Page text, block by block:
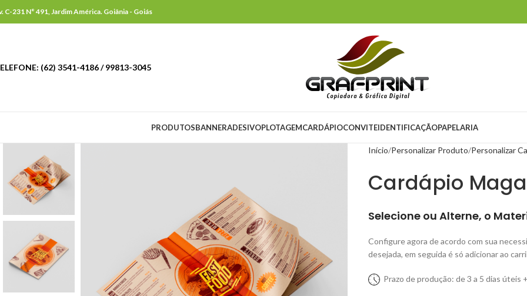
C-231 N° 491, Jardim América. Goiânia - Goiás
(62) 3541-4186 / 99813-3045
PRODUTOSBANNERADESIVOPLOTAGEMCARDÁPIOCONVITEIDENTIFICAÇÃOPAPELARIA
Início Personalizar Produto Personalizar
Cardápio
Selecione ou Alterne, o
Configure agora de acordo com sua
desejada, em seguida é só adicionar ao
Prazo de produção: de 3 a 5 dias úteis